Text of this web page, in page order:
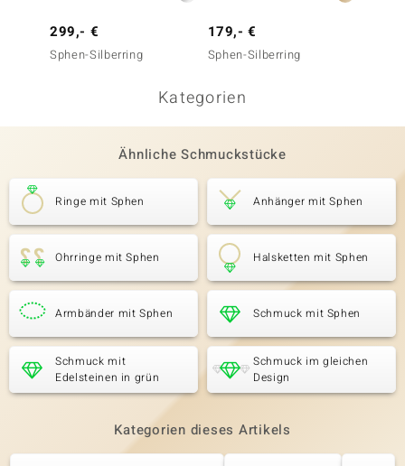
299,- €
Sphen-Silberring
179,- €
Sphen-Silberring
Kategorien
Ähnliche Schmuckstücke
Ringe mit Sphen Anhänger mit Sphen
Ohrringe mit Sphen Halsketten mit Sphen
Armbänder mit Sphen Schmuck mit Sphen
Schmuck mit
Edelsteinen in grün
Schmuck im gleichen
Design
Kategorien dieses Artikels